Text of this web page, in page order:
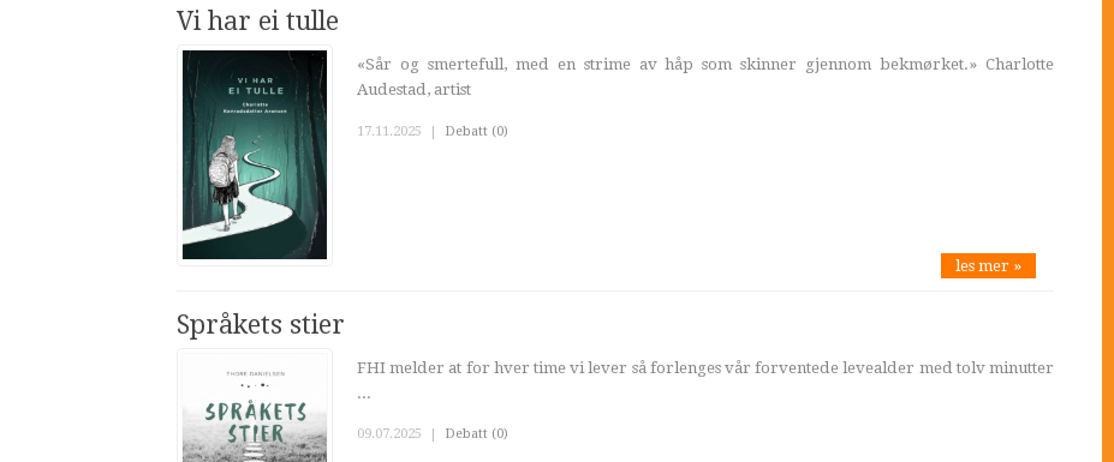
Vi har ei tulle
«Sår og smertefull, med en strime av håp som skinner gjennom bekmørket.» Charlotte
Audestad, artist
17.11.2025 | Debatt (0)
les mer »
Språkets stier
FHI melder at for hver time vi lever så forlenges vår forventede levealder med tolv minutter
...
09.07.2025 Debatt (0)